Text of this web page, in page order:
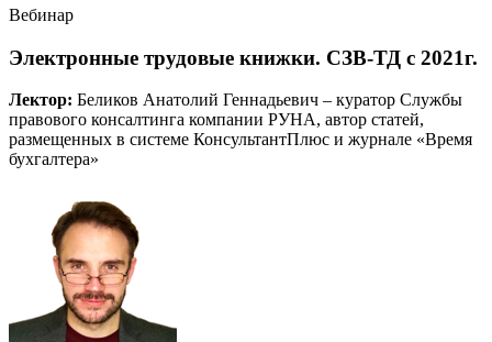
Вебинар
Электронные трудовые книжки. СЗВ-ТД с 2021г.
Лектор: Беликов Анатолий Геннадьевич – куратор Службы
правового консалтинга компании РУНА, автор статей,
размещенных в системе КонсультантПлюс и журнале «Время
бухгалтера»